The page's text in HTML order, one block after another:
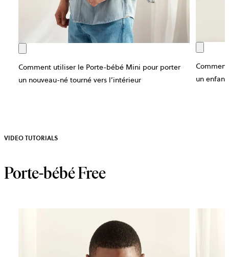
Comment utiliser le Porte-bébé Mini pour porter
un nouveau-né tourné vers l’intérieur
un
VIDEO TUTORIALS
Porte-bébé Free